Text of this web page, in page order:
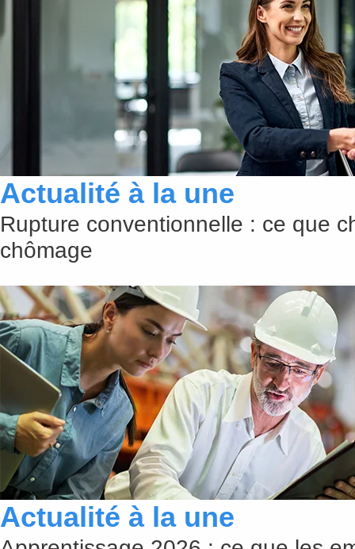
Actualité à la une
Rupture conventionnelle : ce que
chômage
Actualité à la une